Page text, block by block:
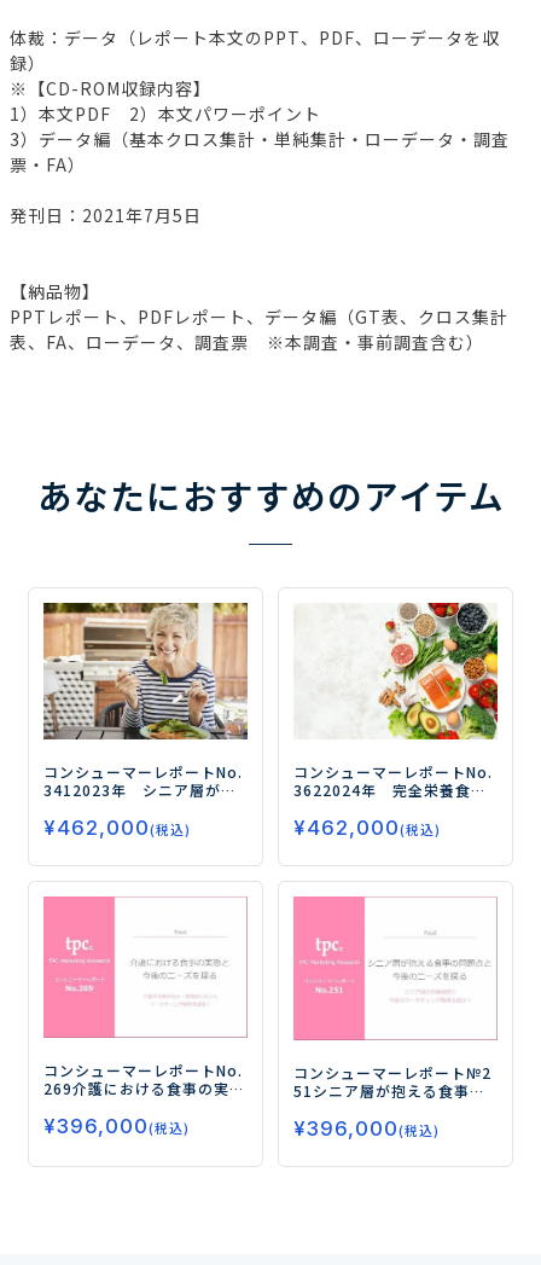
体裁：データ（レポート本文のPPT、PDF、ローデータを収
録）
※【CD-ROM収録内容】
1）本文PDF 2）本文パワーポイント
3）データ編（基本クロス集計・単純集計・ローデータ・調査
票・FA）
発刊日：2021年7月5日
【納品物】
PPTレポート、PDFレポート、データ編（GT表、クロス集計
表、FA、ローデータ、調査票 ※本調査・事前調査含む）
あなたにおすすめのアイテム
コンシューマーレポートNo.
3412023年 シニア層が抱
ニーズを探る（第3弾）
生活の悩みはコロナ禍から
物価高騰に、悩みを解決す
る商品とは？－
¥462,000(税込)
コンシューマーレポートNo.
3622024年 完全栄養食の
弾）ー「どうせ食べるなら
健康的に」完全栄養食への
スイッチと高い継続意向の
インサイトとはー
¥462,000(税込)
コンシューマーレポートNo.
269介護における食事の実態
護する側の悩み・問題点に
応じたマーケティング戦略
¥396,000(税込)
コンシューマーレポート№2
51シニア層が抱える食事の
る―シニア層の食事問題と
今後のマーケティング戦略
を提示！―
¥396,000(税込)